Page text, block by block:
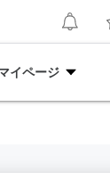
イページ